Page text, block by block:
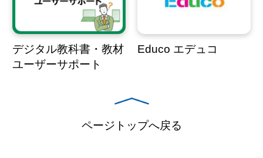
デジタル教科書・教材
ユーザーサポート
Educo エデュコ
ページトップへ戻る